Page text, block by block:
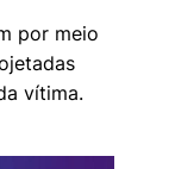
por meio
vítima.